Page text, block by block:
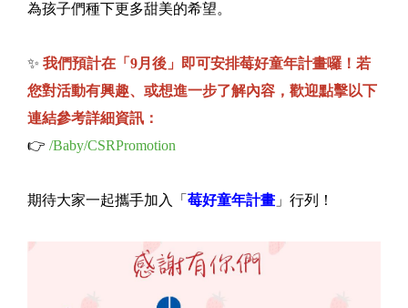
為孩子們種下更多甜美的希望。
✨ 我們預計在「9月後」即可安排莓好童年計畫囉！若
您對活動有興趣、或想進一步了解內容，歡迎點擊以下
連結參考詳細資訊：
👉 /Baby/CSRPromotion
期待大家一起攜手加入「 莓好童年計畫 」行列！